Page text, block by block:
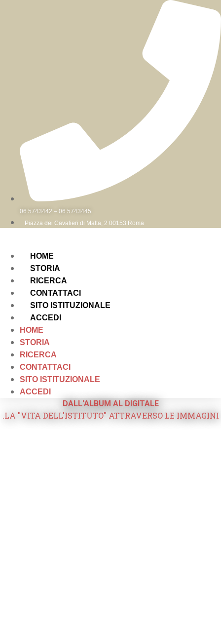
06 5743442 – 06 5743445
Piazza dei Cavalieri di Malta, 2 00153 Roma
HOME
STORIA
RICERCA
CONTATTACI
SITO ISTITUZIONALE
ACCEDI
HOME
STORIA
RICERCA
CONTATTACI
SITO ISTITUZIONALE
ACCEDI
DALL'ALBUM AL DIGITALE
.LA "VITA DELL'ISTITUTO" ATTRAVERSO LE IMMAGINI